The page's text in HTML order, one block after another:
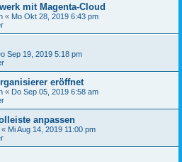
mit Magenta-Cloud
« Mo Okt 28, 2019 6:43 pm
Sep 19, 2019 5:18 pm
eröffnet
« Do Sep 05, 2019 6:58 am
anpassen
« Mi Aug 14, 2019 11:00 pm